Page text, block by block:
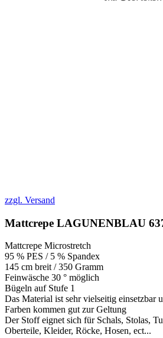
zzgl. Versand
Mattcrepe LAGUNENBLAU
Mattcrepe Microstretch
95 % PES / 5 % Spandex
145 cm breit / 350 Gramm
Feinwäsche 30 ° möglich
Bügeln auf Stufe 1
Das Material ist sehr vielseitig einsetzbar
Farben kommen gut zur Geltung
Der Stoff eignet sich für Schals, Stolas,
Oberteile, Kleider, Röcke, Hosen, ect...